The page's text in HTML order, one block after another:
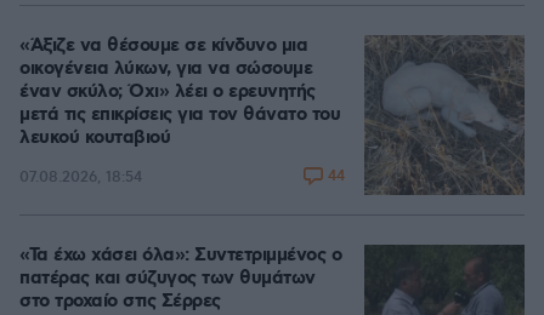
«Άξιζε να θέσουμε σε κίνδυνο μια
οικογένεια λύκων, για να σώσουμε
έναν σκύλο; Όχι» λέει ο ερευνητής
μετά τις επικρίσεις για τον θάνατο του
λευκού κουταβιού
07.08.2026, 18:54 44
«Τα έχω χάσει όλα»: Συντετριμμένος ο
πατέρας και σύζυγος των θυμάτων
στο τροχαίο στις Σέρρες